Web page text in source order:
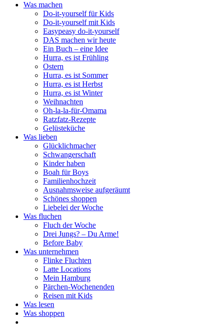
Was machen
Do-it-yourself für Kids
Do-it-yourself mit Kids
Easypeasy do-it-yourself
DAS machen wir heute
Ein Buch – eine Idee
Hurra, es ist Frühling
Ostern
Hurra, es ist Sommer
Hurra, es ist Herbst
Hurra, es ist Winter
Weihnachten
Oh-la-la-für-Omama
Ratzfatz-Rezepte
Gelüsteküche
Was lieben
Glücklichmacher
Schwangerschaft
Kinder haben
Boah für Boys
Familienhochzeit
Ausnahmsweise aufgeräumt
Schönes shoppen
Liebelei der Woche
Was fluchen
Fluch der Woche
Drei Jungs? – Du Arme!
Before Baby
Was unternehmen
Flinke Fluchten
Latte Locations
Mein Hamburg
Pärchen-Wochenenden
Reisen mit Kids
Was lesen
Was shoppen